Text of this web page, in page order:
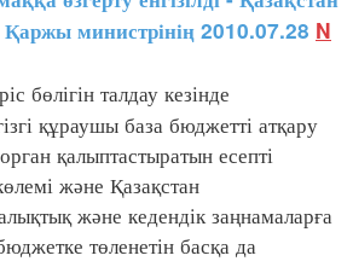
министрінің 2010.07.28 N
бөлігін талдау кезінде
құраушы база бюджетті атқару
қалыптастыратын есепті
және Қазақстан
және кедендік заңнамаларға
төленетін басқа да